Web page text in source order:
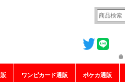
ワンピカード通販 ポケカ通販